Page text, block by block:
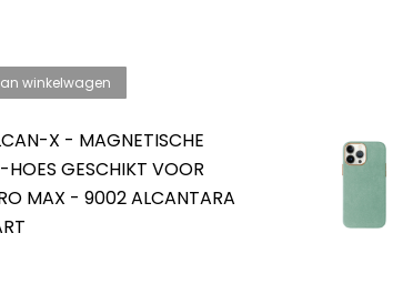
winkelwagen
X - MAGNETISCHE
GESCHIKT VOOR
MAX - 9002 ALCANTARA